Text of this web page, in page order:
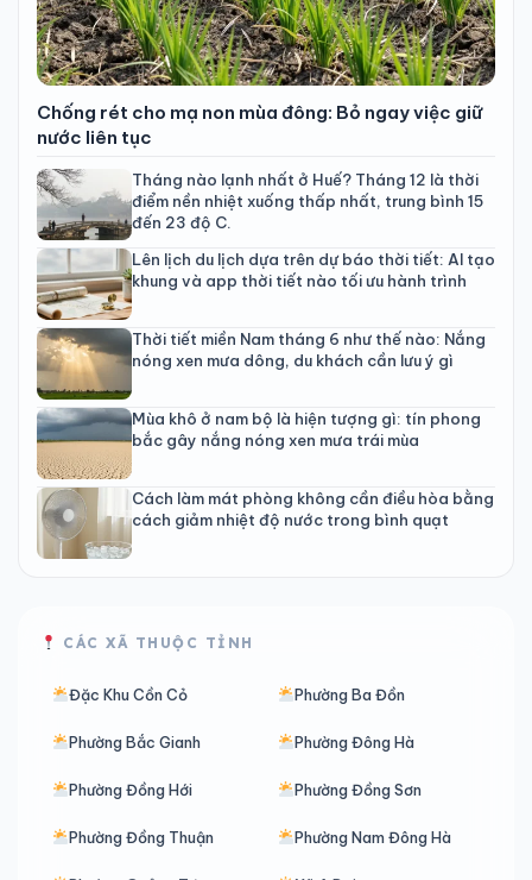
Chống rét cho mạ non mùa đông: Bỏ ngay việc giữ
nước liên tục
Tháng nào lạnh nhất ở Huế? Tháng 12 là thời
điểm nền nhiệt xuống thấp nhất, trung bình 15
đến 23 độ C.
Lên lịch du lịch dựa trên dự báo thời tiết: AI tạo
khung và app thời tiết nào tối ưu hành trình
Thời tiết miền Nam tháng 6 như thế nào: Nắng
nóng xen mưa dông, du khách cần lưu ý gì
Mùa khô ở nam bộ là hiện tượng gì: tín phong
bắc gây nắng nóng xen mưa trái mùa
Cách làm mát phòng không cần điều hòa bằng
cách giảm nhiệt độ nước trong bình quạt
CÁC XÃ THUỘC TỈNH
Đặc Khu Cồn Cỏ Phường Ba Đồn
Phường Bắc Gianh Phường Đông Hà
Phường Đồng Hới Phường Đồng Sơn
Phường Đồng Thuận Phường Nam Đông Hà